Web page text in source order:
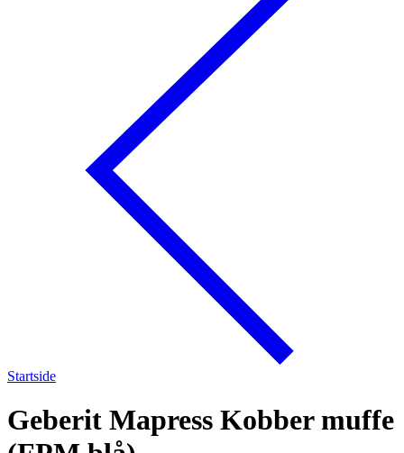
Startside
Geberit Mapress Kobber muffe